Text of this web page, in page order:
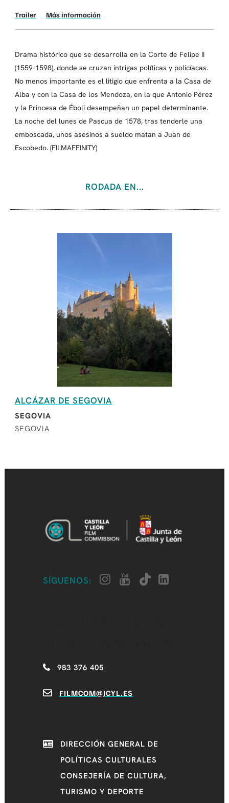
Trailer Más información
Drama histórico que se desarrolla en la Corte de Felipe II
(1559-1598), donde se cruzan intrigas políticas y policíacas.
No menos importante es el litigio que enfrenta a la Casa de
Alba y con la Casa de los Mendoza, en la que Antonio Pérez
y la Princesa de Éboli desempeñan un papel determinante.
La noche del lunes de Pascua de 1578, tras tenderle una
emboscada, unos asesinos a sueldo matan a Juan de
Escobedo. (FILMAFFINITY)
RODADA EN...
ALCÁZAR DE SEGOVIA
SEGOVIA
SEGOVIA
SÍGUENOS:
983 376 405
FILMCOM@JCYL.ES
DIRECCIÓN GENERAL DE
POLÍTICAS CULTURALES
CONSEJERÍA DE CULTURA,
TURISMO Y DEPORTE